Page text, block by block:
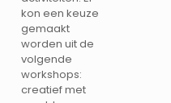
kon een keuze
gemaakt
worden uit de
volgende
workshops:
creatief met